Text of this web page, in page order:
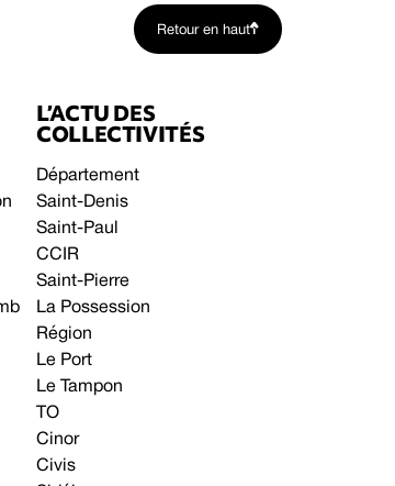
Retour en haut
L’ACTU DES
COLLECTIVITÉS
Département
Saint-Denis
Saint-Paul
CCIR
Saint-Pierre
La Possession
Région
Le Port
Le Tampon
TO
Cinor
Civis